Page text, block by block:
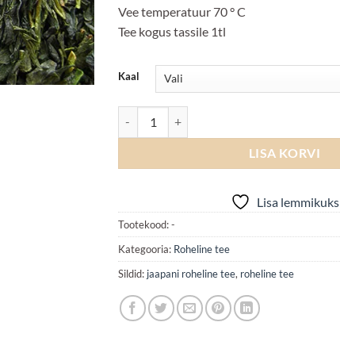
Vee temperatuur 70 ° C
Tee kogus tassile 1tl
Kaal
LISA KORVI
Lisa lemmikuks
Tootekood:-
Kategooria: Roheline tee
Sildid: jaapani roheline tee, roheline tee